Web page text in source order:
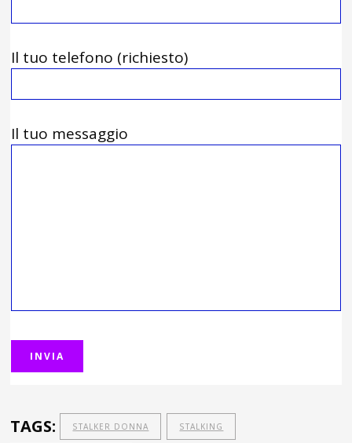
Il tuo telefono (richiesto)
Il tuo messaggio
TAGS: STALKER DONNA STALKING